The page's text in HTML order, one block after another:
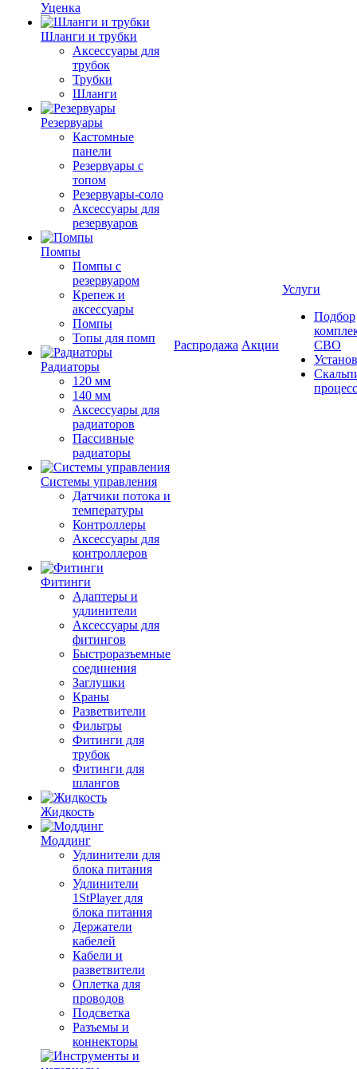
Уценка
Шланги и трубки
Аксессуары для
трубок
Трубки
Шланги
Резервуары
Кастомные
панели
Резервуары с
топом
Резервуары-соло
Аксессуары для
резервуаров
Помпы
Помпы с
резервуаром
Крепеж и
аксессуары
Помпы
Топы для помп
Радиаторы
120 мм
140 мм
Аксессуары для
радиаторов
Пассивные
радиаторы
Системы управления
Датчики потока и
температуры
Контроллеры
Аксессуары для
контроллеров
Фитинги
Адаптеры и
удлинители
Аксессуары для
фитингов
Быстроразъемные
соединения
Заглушки
Краны
Разветвители
Фильтры
Фитинги для
трубок
Фитинги для
шлангов
Жидкость
Моддинг
Удлинители для
блока питания
Удлинители
1StPlayer для
блока питания
Держатели
кабелей
Кабели и
разветвители
Оплетка для
проводов
Подсветка
Разъемы и
коннекторы
Распродажа Акции
Услуги
Подбор
СВО